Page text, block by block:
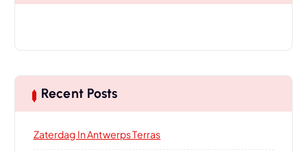
Recent Posts
Zaterdag In Antwerps Terras